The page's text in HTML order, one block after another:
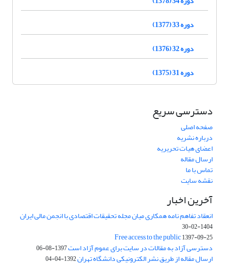
دوره 33 (1377)
دوره 32 (1376)
دوره 31 (1375)
دسترسی سریع
صفحه اصلی
درباره نشریه
اعضای هیات تحریریه
ارسال مقاله
تماس با ما
نقشه سایت
آخرین اخبار
انعقاد تفاهم نامه همکاری میان مجله تحقیقات اقتصادی با انجمن مالی ایران
1404-02-30
Free access to the public1397-09-25
دسترسی آزاد به مقالات در سایت برای عموم آزاد است1397-08-06
ارسال مقاله از طریق نشر الکترونیکی دانشگاه تهران1392-04-04